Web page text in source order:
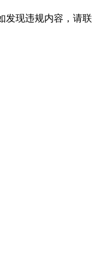
发现违规内容，请联